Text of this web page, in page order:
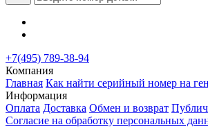
+7(495) 789-38-94
Компания
Главная Как найти серийный номер на
Информация
Оплата Доставка Обмен и возврат
Согласие на обработку персональных